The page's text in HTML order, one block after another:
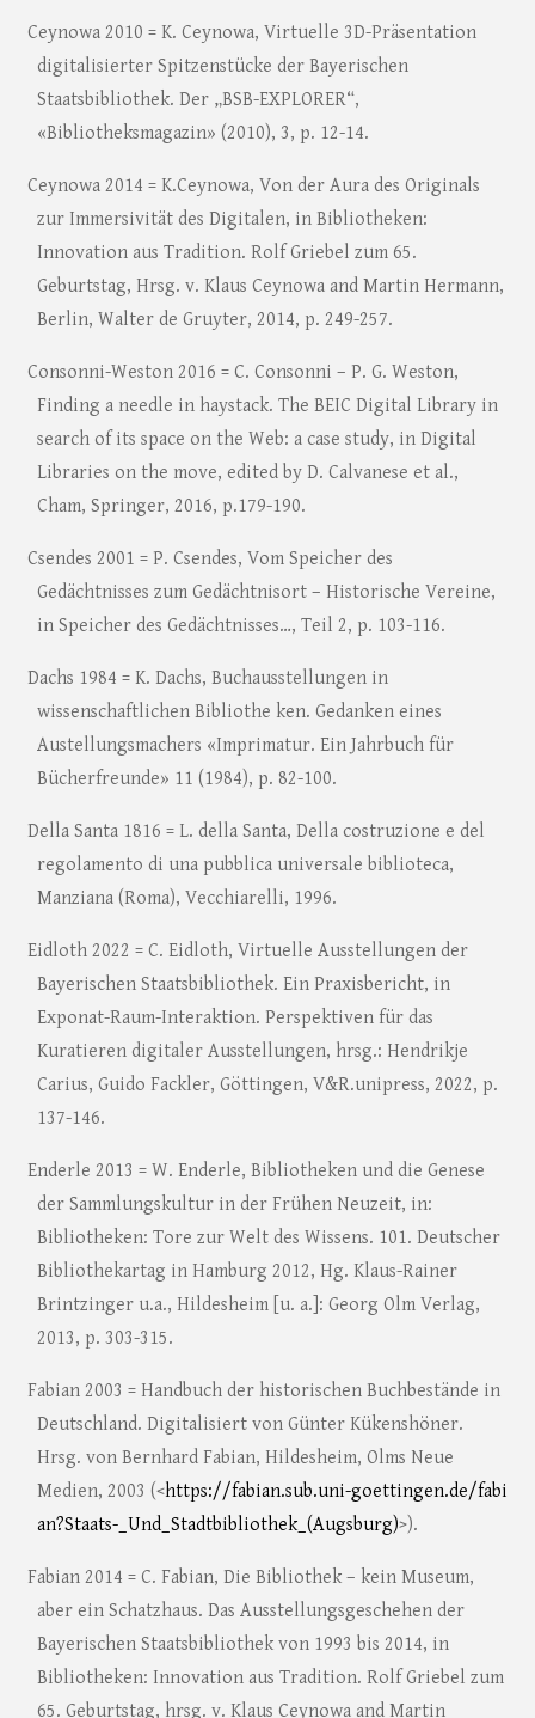
Ceynowa 2010 = K. Ceynowa, Virtuelle 3D-Präsentation
digitalisierter Spitzenstücke der Bayerischen
Staatsbibliothek. Der „BSB-EXPLORER“,
«Bibliotheksmagazin» (2010), 3, p. 12-14.
Ceynowa 2014 = K.Ceynowa, Von der Aura des Originals
zur Immersivität des Digitalen, in Bibliotheken:
Innovation aus Tradition. Rolf Griebel zum 65.
Geburtstag, Hrsg. v. Klaus Ceynowa and Martin Hermann,
Berlin, Walter de Gruyter, 2014, p. 249-257.
Consonni-Weston 2016 = C. Consonni – P. G. Weston,
Finding a needle in haystack. The BEIC Digital Library in
search of its space on the Web: a case study, in Digital
Libraries on the move, edited by D. Calvanese et al.,
Cham, Springer, 2016, p.179-190.
Csendes 2001 = P. Csendes, Vom Speicher des
Gedächtnisses zum Gedächtnisort – Historische Vereine,
in Speicher des Gedächtnisses…, Teil 2, p. 103-116.
Dachs 1984 = K. Dachs, Buchausstellungen in
wissenschaftlichen Bibliothe ken. Gedanken eines
Austellungsmachers «Imprimatur. Ein Jahrbuch für
Bücherfreunde» 11 (1984), p. 82-100.
Della Santa 1816 = L. della Santa, Della costruzione e del
regolamento di una pubblica universale biblioteca,
Manziana (Roma), Vecchiarelli, 1996.
Eidloth 2022 = C. Eidloth, Virtuelle Ausstellungen der
Bayerischen Staatsbibliothek. Ein Praxisbericht, in
Exponat-Raum-Interaktion. Perspektiven für das
Kuratieren digitaler Ausstellungen, hrsg.: Hendrikje
Carius, Guido Fackler, Göttingen, V&R.unipress, 2022, p.
137-146.
Enderle 2013 = W. Enderle, Bibliotheken und die Genese
der Sammlungskultur in der Frühen Neuzeit, in:
Bibliotheken: Tore zur Welt des Wissens. 101. Deutscher
Bibliothekartag in Hamburg 2012, Hg. Klaus-Rainer
Brintzinger u.a., Hildesheim [u. a.]: Georg Olm Verlag,
2013, p. 303-315.
Fabian 2003 = Handbuch der historischen Buchbestände in
Deutschland. Digitalisiert von Günter Kükenshöner.
Hrsg. von Bernhard Fabian, Hildesheim, Olms Neue
Medien, 2003 (<https://fabian.sub.uni-goettingen.de/fabi
an?Staats-_Und_Stadtbibliothek_(Augsburg)>).
Fabian 2014 = C. Fabian, Die Bibliothek – kein Museum,
aber ein Schatzhaus. Das Ausstellungsgeschehen der
Bayerischen Staatsbibliothek von 1993 bis 2014, in
Bibliotheken: Innovation aus Tradition. Rolf Griebel zum
65. Geburtstag, hrsg. v. Klaus Ceynowa and Martin